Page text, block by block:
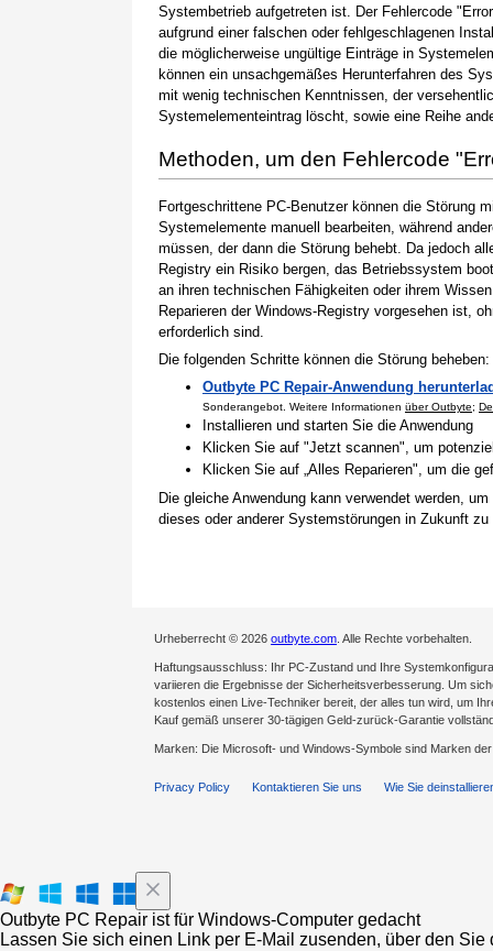
Systembetrieb aufgetreten ist. Der Fehlercode
aufgrund einer falschen oder fehlgeschlagenen
die möglicherweise ungültige Einträge in
können ein unsachgemäßes Herunterfahren des
mit wenig technischen Kenntnissen, der
Systemelementeintrag löscht, sowie eine Reihe
Methoden, um den Fehlercode
Fortgeschrittene PC-Benutzer können die Störung
Systemelemente manuell bearbeiten, während
müssen, der dann die Störung behebt. Da jedoch
Registry ein Risiko bergen, das Betriebssystem
an ihren technischen Fähigkeiten oder ihrem
Reparieren der Windows-Registry vorgesehen ist,
erforderlich sind.
Die folgenden Schritte können die Störung beheben:
Outbyte PC Repair-Anwendung
Sonderangebot. Weitere Informationen über Outbyte;
Installieren und starten Sie die Anwendung
Klicken Sie auf "Jetzt scannen", um
Klicken Sie auf „Alles Reparieren", um die
Die gleiche Anwendung kann verwendet werden,
dieses oder anderer Systemstörungen in Zukunft zu
Urheberrecht © 2026 outbyte.com . Alle Rechte vorbehalten.
Haftungsausschluss: Ihr PC-Zustand und Ihre
variieren die Ergebnisse der Sicherheitsverbesserung. Um
kostenlos einen Live-Techniker bereit, der alles tun wird, um
Kauf gemäß unserer 30-tägigen Geld-zurück-Garantie
Marken: Die Microsoft- und Windows-Symbole sind Marken
Privacy Policy Kontaktieren Sie uns Wie Sie
Outbyte PC Repair ist für Windows-Computer gedacht
Lassen Sie sich einen Link per E-Mail zusenden, über den